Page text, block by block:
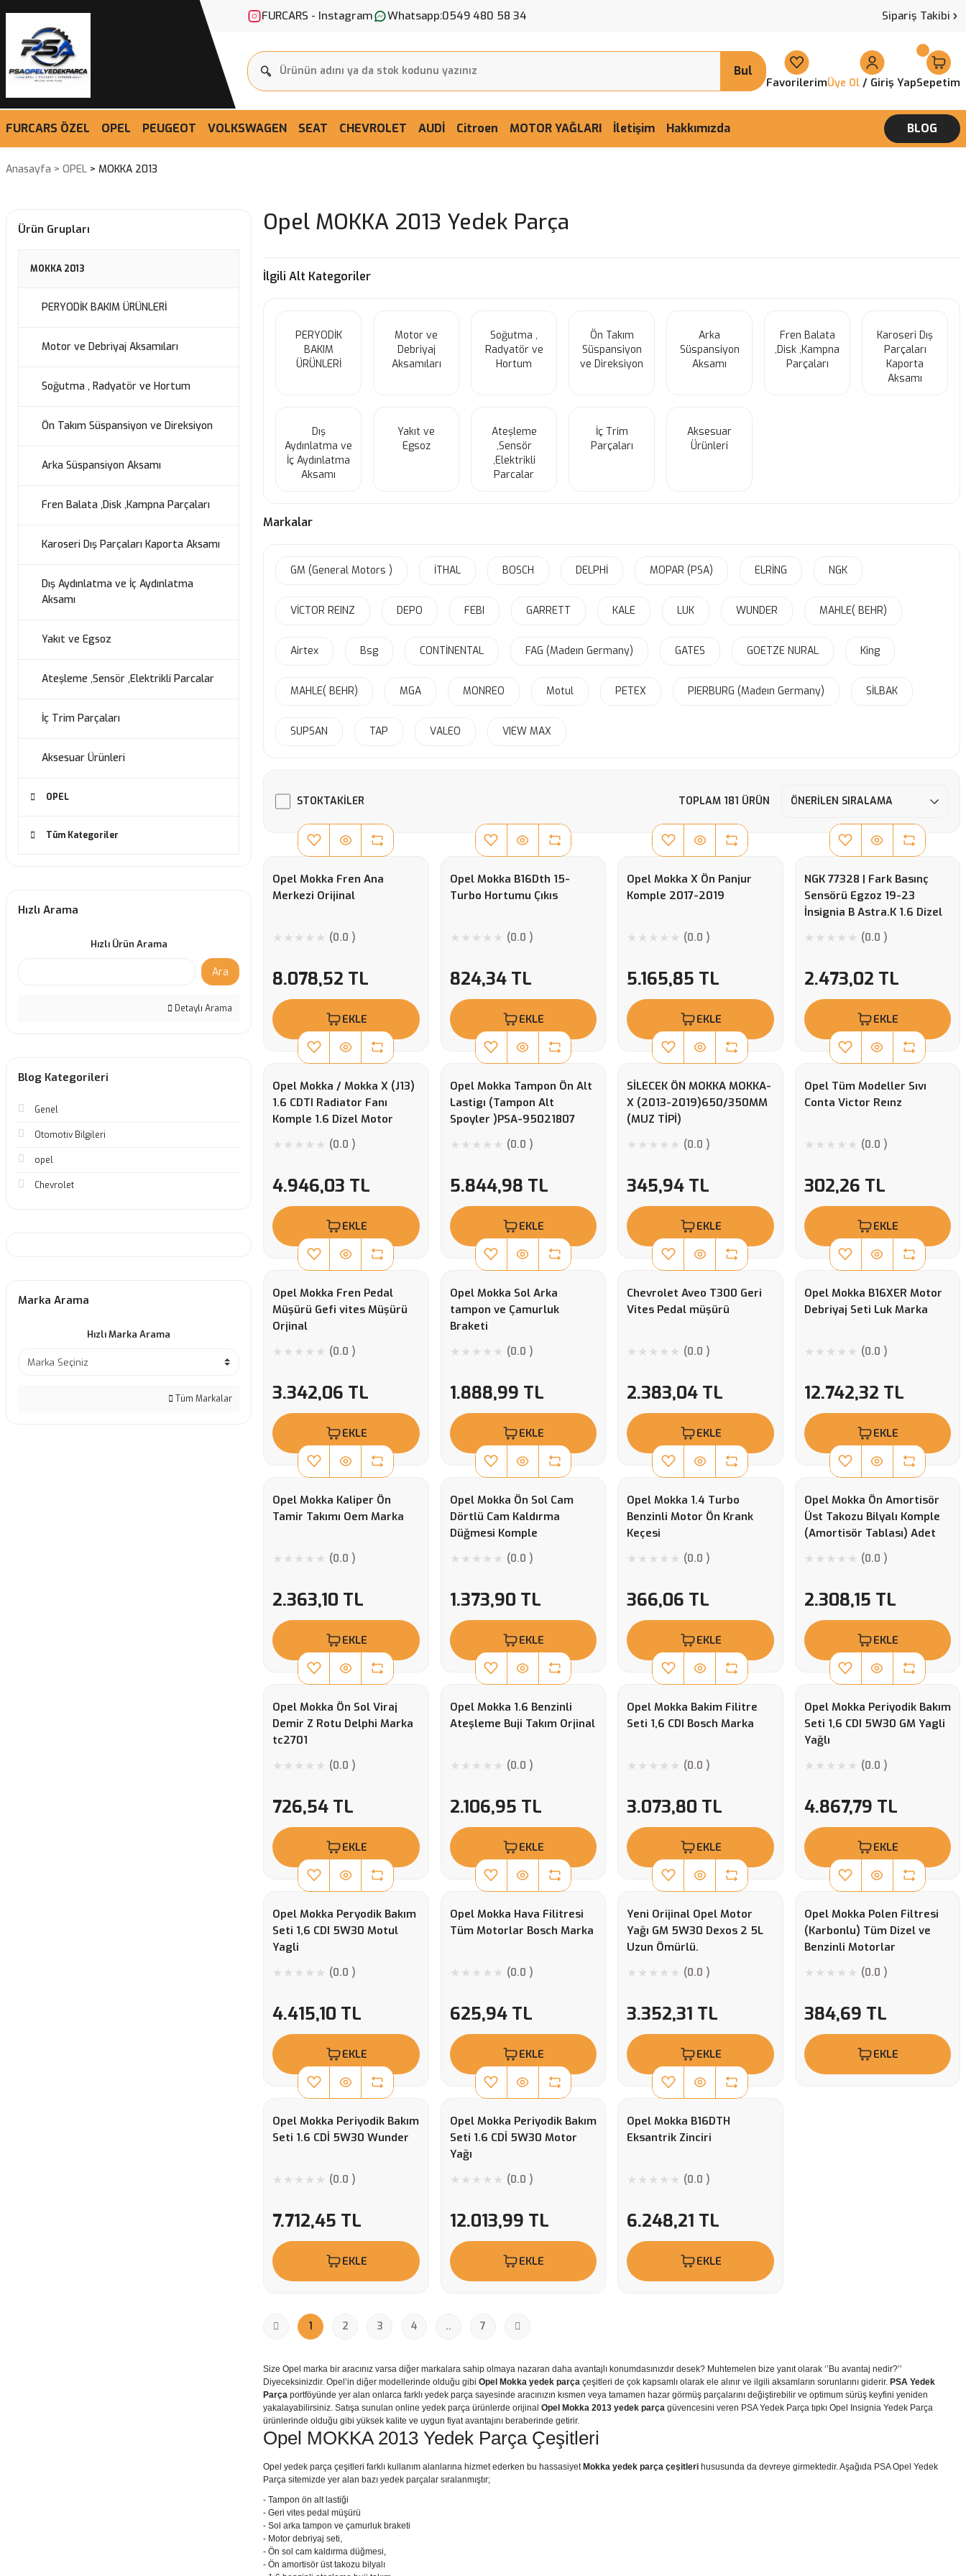
FURCARS - Instagram Whatsapp:0549 480 58 34 Sipariş Takibi
Bul
FavorilerimÜye Ol / Giriş YapSepetim
FURCARS ÖZEL OPEL PEUGEOT VOLKSWAGEN SEAT CHEVROLET AUDİ Citroen MOTOR YAĞLARI İletişim Hakkımızda BLOG
Anasayfa OPEL MOKKA 2013
Ürün Grupları
MOKKA 2013
PERYODİK BAKIM ÜRÜNLERİ
Motor ve Debriyaj Aksamıları
Soğutma , Radyatör ve Hortum
Ön Takım Süspansiyon ve Direksiyon
Arka Süspansiyon Aksamı
Fren Balata ,Disk ,Kampna Parçaları
Karoseri Dış Parçaları Kaporta Aksamı
Dış Aydınlatma ve İç Aydınlatma
Aksamı
Yakıt ve Egsoz
Ateşleme ,Sensör ,Elektrikli Parcalar
İç Trim Parçaları
Aksesuar Ürünleri
OPEL
Tüm Kategoriler
Hızlı Arama
Hızlı Ürün Arama
Ara
Detaylı Arama
Blog Kategorileri
Genel
Otomotiv Bilgileri
opel
Chevrolet
Marka Arama
Hızlı Marka Arama
Tüm Markalar
Opel MOKKA 2013 Yedek Parça
İlgili Alt Kategoriler
PERYODİK
BAKIM
ÜRÜNLERİ
Motor ve
Debriyaj
Aksamıları
Soğutma ,
Radyatör ve
Hortum
Ön Takım
Süspansiyon
ve Direksiyon
Arka
Süspansiyon
Aksamı
Fren Balata
,Disk ,Kampna
Parçaları
Karoseri Dış
Parçaları
Kaporta
Aksamı
Dış
Aydınlatma ve
İç Aydınlatma
Aksamı
Yakıt ve
Egsoz
Ateşleme
,Sensör
,Elektrikli
Parcalar
İç Trim
Parçaları
Aksesuar
Ürünleri
Markalar
GM (General Motors ) İTHAL BOSCH DELPHİ MOPAR (PSA) ELRİNG NGK
VİCTOR REINZ DEPO FEBI GARRETT KALE LUK WUNDER MAHLE( BEHR)
Airtex Bsg CONTİNENTAL FAG (Madeın Germany) GATES GOETZE NURAL King
MAHLE( BEHR) MGA MONREO Motul PETEX PIERBURG (Madeın Germany) SİLBAK
SUPSAN TAP VALEO VIEW MAX
STOKTAKILER TOPLAM 181 ÜRÜN
Opel Mokka Fren Ana
Merkezi Orijinal
(0.0 )
8.078,52 TL
EKLE
Opel Mokka B16Dth 15-
Turbo Hortumu Çıkıs
(0.0 )
824,34 TL
EKLE
Opel Mokka X Ön Panjur
Komple 2017-2019
(0.0 )
5.165,85 TL
EKLE
NGK 77328 | Fark Basınç
Sensörü Egzoz 19-23
İnsignia B Astra.K 1.6 Dizel
(0.0 )
2.473,02 TL
EKLE
Opel Mokka / Mokka X (J13)
1.6 CDTI Radiator Fanı
Komple 1.6 Dizel Motor
(0.0 )
4.946,03 TL
EKLE
Opel Mokka Tampon Ön Alt
Lastigı (Tampon Alt
Spoyler )PSA-95021807
(0.0 )
5.844,98 TL
EKLE
SİLECEK ÖN MOKKA MOKKA-
X (2013-2019)650/350MM
(MUZ TİPİ)
(0.0 )
345,94 TL
EKLE
Opel Tüm Modeller Sıvı
Conta Victor Reınz
(0.0 )
302,26 TL
EKLE
Opel Mokka Fren Pedal
Müşürü Gefi vites Müşürü
Orjinal
(0.0 )
3.342,06 TL
EKLE
Opel Mokka Sol Arka
tampon ve Çamurluk
Braketi
(0.0 )
1.888,99 TL
EKLE
Chevrolet Aveo T300 Geri
Vites Pedal müşürü
(0.0 )
2.383,04 TL
EKLE
Opel Mokka B16XER Motor
Debriyaj Seti Luk Marka
(0.0 )
12.742,32 TL
EKLE
Opel Mokka Kaliper Ön
Tamir Takımı Oem Marka
(0.0 )
2.363,10 TL
EKLE
Opel Mokka Ön Sol Cam
Dörtlü Cam Kaldırma
Düğmesi Komple
(0.0 )
1.373,90 TL
EKLE
Opel Mokka 1.4 Turbo
Benzinli Motor Ön Krank
Keçesi
(0.0 )
366,06 TL
EKLE
Opel Mokka Ön Amortisör
Üst Takozu Bilyalı Komple
(Amortisör Tablası) Adet
(0.0 )
2.308,15 TL
EKLE
Opel Mokka Ön Sol Viraj
Demir Z Rotu Delphi Marka
tc2701
(0.0 )
726,54 TL
EKLE
Opel Mokka 1.6 Benzinli
Ateşleme Buji Takım Orjinal
(0.0 )
2.106,95 TL
EKLE
Opel Mokka Bakim Filitre
Seti 1,6 CDI Bosch Marka
(0.0 )
3.073,80 TL
EKLE
Opel Mokka Periyodik Bakım
Seti 1,6 CDI 5W30 GM Yagli
Yağlı
(0.0 )
4.867,79 TL
EKLE
Opel Mokka Peryodik Bakım
Seti 1,6 CDI 5W30 Motul
Yagli
(0.0 )
4.415,10 TL
EKLE
Opel Mokka Hava Filitresi
Tüm Motorlar Bosch Marka
(0.0 )
625,94 TL
EKLE
Yeni Orijinal Opel Motor
Yağı GM 5W30 Dexos 2 5L
Uzun Ömürlü.
(0.0 )
3.352,31 TL
EKLE
Opel Mokka Polen Filtresi
(Karbonlu) Tüm Dizel ve
Benzinli Motorlar
(0.0 )
384,69 TL
EKLE
Opel Mokka Periyodik Bakım
Seti 1.6 CDİ 5W30 Wunder
(0.0 )
7.712,45 TL
EKLE
Opel Mokka Periyodik Bakım
Seti 1.6 CDİ 5W30 Motor
Yağı
(0.0 )
12.013,99 TL
EKLE
Opel Mokka B16DTH
Eksantrik Zinciri
(0.0 )
6.248,21 TL
EKLE
1 2 3 4 .. 7
Size Opel marka bir aracınız varsa diğer markalara sahip olmaya nazaran daha avantajlı konumdasınızdır desek? Muhtemelen bize yanıt olarak ‘’Bu avantaj nedir?’’
Diyeceksinizdir. Opel’in diğer modellerinde olduğu gibi Opel Mokka yedek parça çeşitleri de çok kapsamlı olarak ele alınır ve ilgili aksamların sorunlarını giderir. PSA Yedek
Parça portföyünde yer alan onlarca farklı yedek parça sayesinde aracınızın kısmen veya tamamen hazar görmüş parçalarını değiştirebilir ve optimum sürüş keyfini yeniden
yakalayabilirsiniz. Satışa sunulan online yedek parça ürünlerde orijinal Opel Mokka 2013 yedek parça güvencesini veren PSA Yedek Parça tıpkı Opel Insignia Yedek Parça
ürünlerinde olduğu gibi yüksek kalite ve uygun fiyat avantajını beraberinde getirir.
Opel MOKKA 2013 Yedek Parça Çeşitleri
Opel yedek parça çeşitleri farklı kullanım alanlarına hizmet ederken bu hassasiyetMokka yedek parça çeşitleri hususunda da devreye girmektedir. Aşağıda PSA Opel Yedek
Parça sitemizde yer alan bazı yedek parçalar sıralanmıştır;
- Tampon ön alt lastiği
- Geri vites pedal müşürü
- Sol arka tampon ve çamurluk braketi
- Motor debriyaj seti,
- Ön sol cam kaldırma düğmesi,
- Ön amortisör üst takozu bilyalı